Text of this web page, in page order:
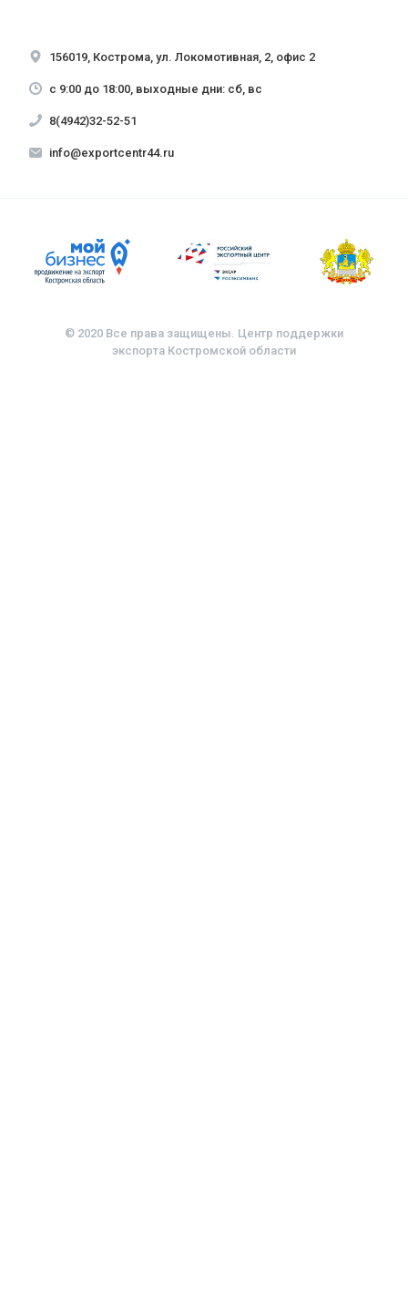
156019, Кострома, ул. Локомотивная, 2, офис 2
с 9:00 до 18:00, выходные дни: сб, вс
8(4942)32-52-51
info@exportcentr44.ru
© 2020 Все права защищены. Центр поддержки
экспорта Костромской области